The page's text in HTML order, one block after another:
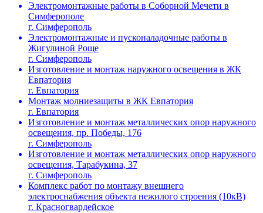
Электромонтажные работы в Соборной Мечети в
Симферополе
г. Симферополь
Электромонтажные и пусконаладочные работы в
Жигулиной Роще
г. Симферополь
Изготовление и монтаж наружного освещения в ЖК
Евпатория
г. Евпатория
Монтаж молниезащиты в ЖК Евпатория
г. Евпатория
Изготовление и монтаж металлических опор наружного
освещения, пр. Победы, 176
г. Симферополь
Изготовление и монтаж металлических опор наружного
освещения, Тарабукина, 37
г. Симферополь
Комплекс работ по монтажу внешнего
электроснабжения объекта нежилого строения (10кВ)
г. Красногвардейское